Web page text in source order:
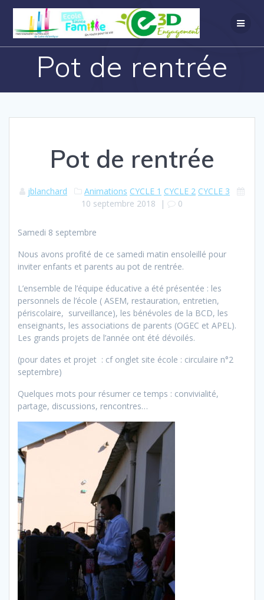
Pot de rentrée
Pot de rentrée
jblanchard Animations CYCLE 1 CYCLE 2 CYCLE 3
10 septembre 2018 | 0
Samedi 8 septembre
Nous avons profité de ce samedi matin ensoleillé pour
inviter enfants et parents au pot de rentrée.
L’ensemble de l’équipe éducative a été présentée : les
personnels de l’école ( ASEM, restauration, entretien,
périscolaire, surveillance), les bénévoles de la BCD, les
enseignants, les associations de parents (OGEC et APEL).
Les grands projets de l’année ont été dévoilés.
(pour dates et projet : cf onglet site école : circulaire n°2
septembre)
Quelques mots pour résumer ce temps : convivialité,
partage, discussions, rencontres…